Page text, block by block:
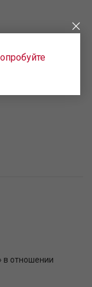
в отношении